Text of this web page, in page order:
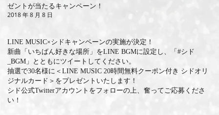
MEDIA
PROFILE
BIOGRAPHY
ゼントが当たるキャンペーン！
2018 年 8 月 8 日
LINE MUSIC×シドキャンペーンの実施が決定！
新曲「いちばん好きな場所」をLINE BGMに設定し、「#シド
_BGM」とともにツイートしてください。
抽選で30名様に＜LINE MUSIC 20時間無料クーポン付き シドオリ
ジナルカード＞をプレゼントいたします！
シド公式Twitterアカウントをフォローの上、奮ってご応募くださ
い！